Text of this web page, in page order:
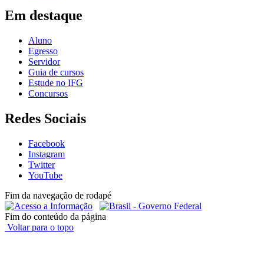
Em destaque
Aluno
Egresso
Servidor
Guia de cursos
Estude no IFG
Concursos
Redes Sociais
Facebook
Instagram
Twitter
YouTube
Fim da navegação de rodapé
Fim do conteúdo da página
Voltar para o topo